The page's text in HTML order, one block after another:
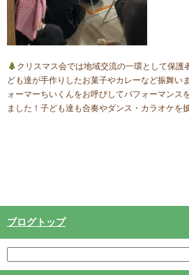
クリスマス会では地域交流の一環として保護
ども達が手作りしたお菓子やカレーなど振舞い
ォーマーちいくんをお呼びしてパフォーマンス
ました！子ども達も合奏やダンス・カラオケを
ブログトップ